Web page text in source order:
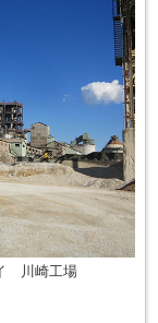
川崎工場